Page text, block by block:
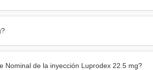
Nominal de la inyección Luprodex 22.5 mg?